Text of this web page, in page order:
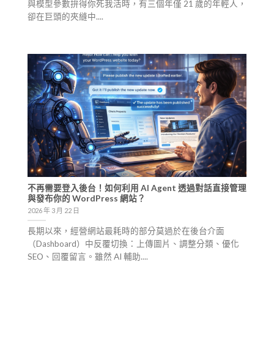
與模型參數拚得你死我活時，有三個年僅 21 歲的年輕人，
卻在巨頭的夾縫中....
不再需要登入後台！如何利用 AI Agent 透過對話直接管理
與發布你的 WordPress 網站？
2026 年 3 月 22 日
長期以來，經營網站最耗時的部分莫過於在後台介面
（Dashboard）中反覆切換：上傳圖片、調整分類、優化
SEO、回覆留言。雖然 AI 輔助....